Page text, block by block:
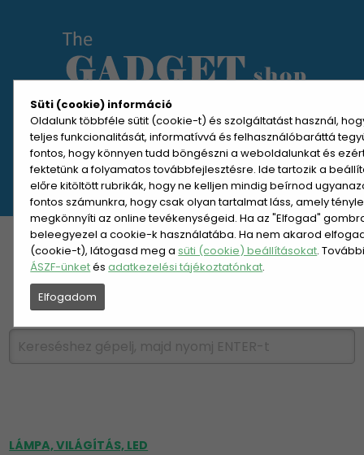
Süti (cookie) információ
Oldalunk többféle sütit (cookie-t) és szolgáltatást használ,
teljes funkcionalitását, informatívvá és felhasználóbaráttá
fontos, hogy könnyen tudd böngészni a weboldalunkat és
fektetünk a folyamatos továbbfejlesztésre. Ide tartozik a
előre kitöltött rubrikák, hogy ne kelljen mindig beírnod
fontos számunkra, hogy csak olyan tartalmat láss, amely
megkönnyíti az online tevékenységeid. Ha az "Elfogad"
beleegyezel a cookie-k használatába. Ha nem akarod
(cookie-t), látogasd meg asüti (cookie) beállításokat.
ÁSZF-ünketésadatkezelési tájékoztatónkat.
Elfogadom
MENÜ MEGNYITÁSA
REGISZTRÁCIÓ BELÉPÉS
KATEGÓRIÁK HETI AJÁNLAT
ÚJDONSÁGOK NÉPSZERŰ
LÁMPA, VILÁGÍTÁS, LED